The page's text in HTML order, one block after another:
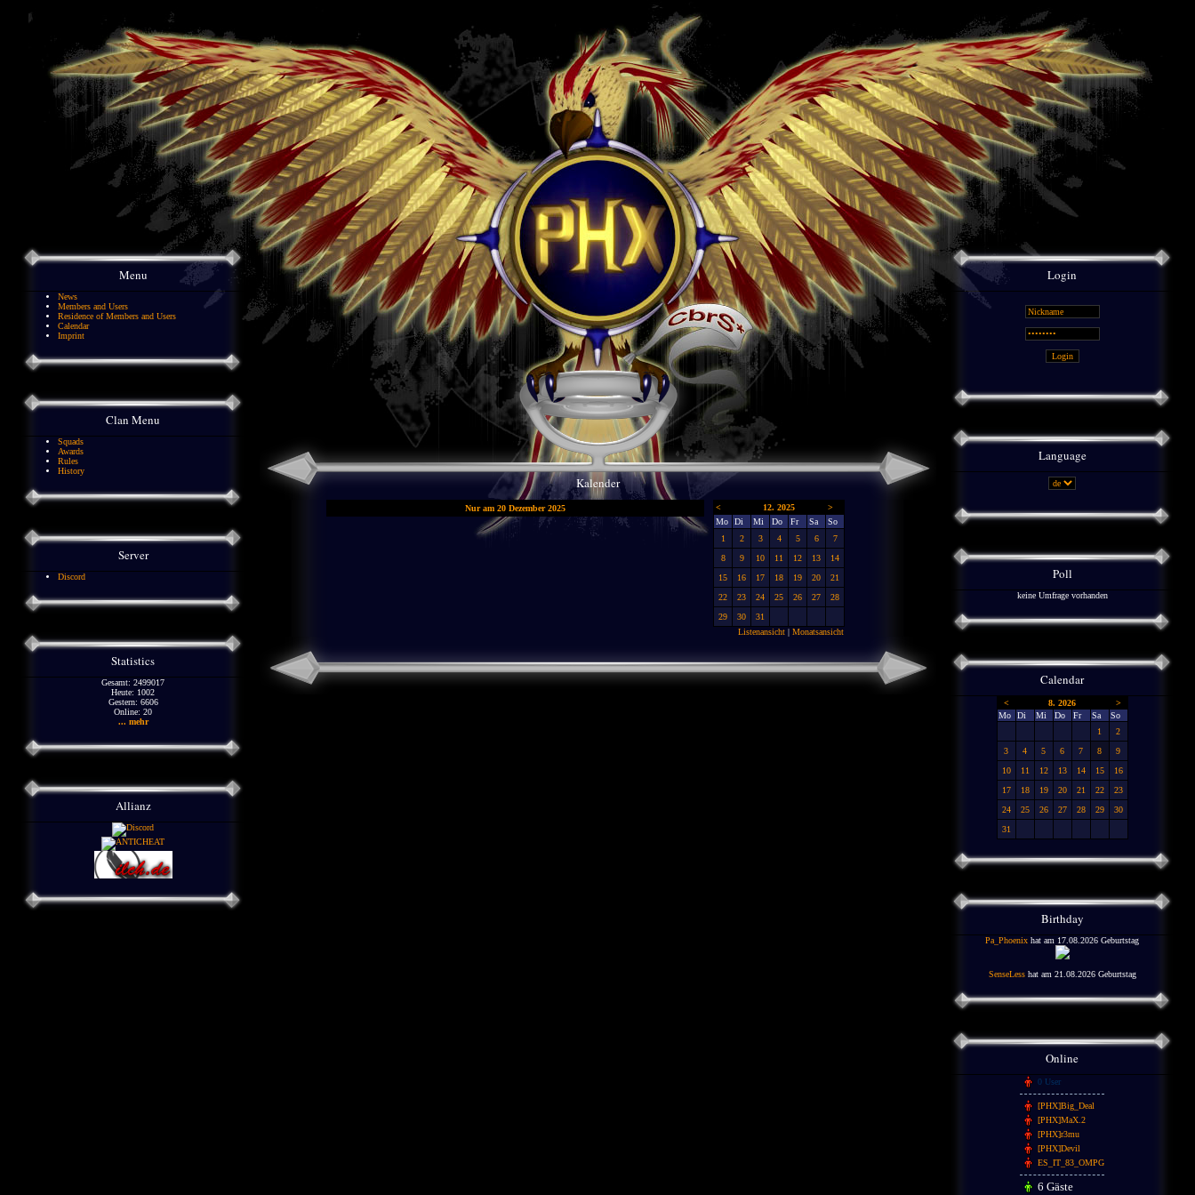
Menu
News
Members and Users
Residence of Members and Users
Calendar
Imprint
Clan Menu
Squads
Awards
Rules
History
Server
Discord
Statistics
Gesamt: 2499017
Heute: 1002
Gestern: 6606
Online: 20
... mehr
Allianz
Kalender
Nur am 20 Dezember 2025 < 12. 2025
>
Mo
Di Mi Do Fr Sa
So
1
2 3 4 5 6
7
8
9 10 11 12 13
14
15
16 17 18 19 20
21
22
23 24 25 26 27
28
29
30
31
Listenansicht | Monatsansicht
Login
Language
Poll
keine Umfrage vorhanden
Calendar
< 8. 2026
>
Mo
Di Mi Do Fr Sa
So
1
2
3
4 5 6 7 8
9
10
11 12 13 14 15
16
17
18 19 20 21 22
23
24
25 26 27 28 29
30
31
Birthday
Pa_Phoenix hat am 17.08.2026 Geburtstag
SenseLesshat am 21.08.2026 Geburtstag
Online
0 User
[PHX]Big_Deal
[PHX]MaX.2
[PHX]r3mu
[PHX]Devil
ES_IT_83_OMPG
6 Gäste